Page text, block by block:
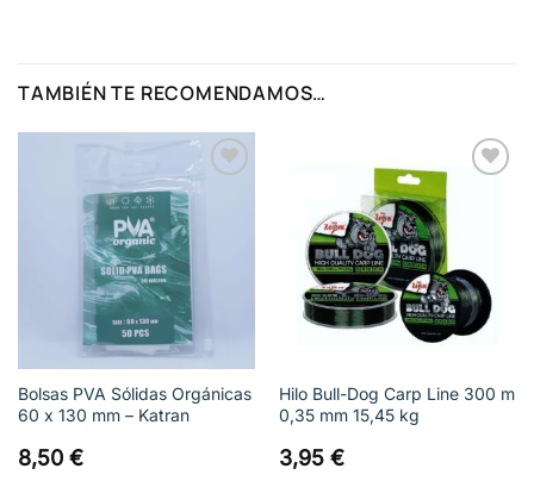
TAMBIÉN TE RECOMENDAMOS…
Bolsas PVA Sólidas Orgánicas
60 x 130 mm – Katran
8,50 €
Hilo Bull-Dog Carp Line 300 m
0,35 mm 15,45 kg
3,95 €